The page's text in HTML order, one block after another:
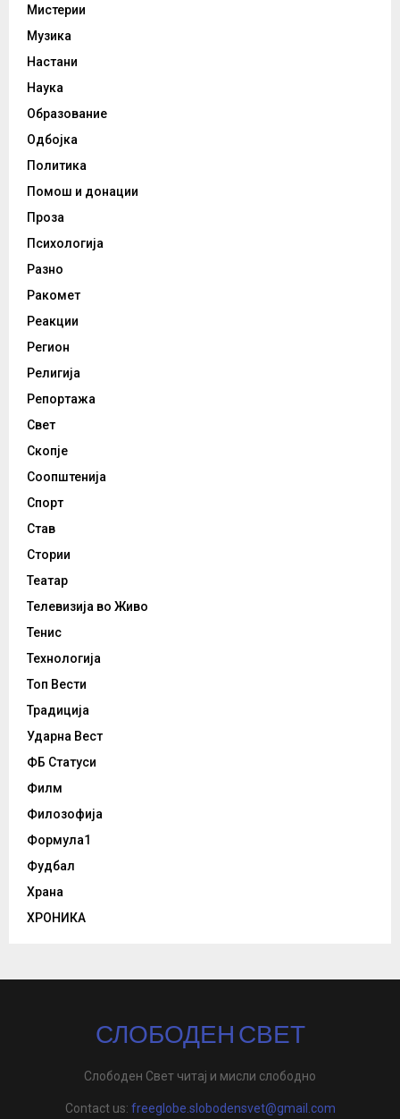
Мистерии
Музика
Настани
Наука
Образование
Одбојка
Политика
Помош и донации
Проза
Психологија
Разно
Ракомет
Реакции
Регион
Религија
Репортажа
Свет
Скопје
Соопштенија
Спорт
Став
Стории
Театар
Телевизија во Живо
Тенис
Технологија
Топ Вести
Традиција
Ударна Вест
ФБ Статуси
Филм
Филозофија
Формула1
Фудбал
Храна
ХРОНИКА
СЛОБОДЕН СВЕТ
Слободен Свет читај и мисли слободно
Contact us: freeglobe.slobodensvet@gmail.com